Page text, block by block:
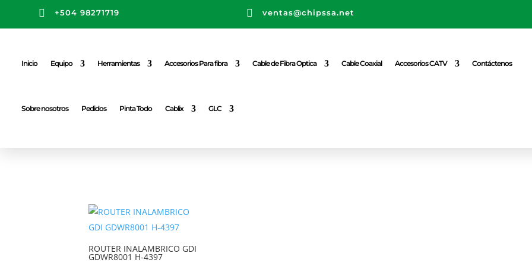
 +504 98271719  ventas@chipssa.net
Inicio Equipo Herramientas Accesorios Para fibra Cable de Fibra Optica Cable Coaxial Accesorios CATV Contáctenos
Sobre nosotros Pedidos Pinta Todo Cablix GLC
ROUTER INALAMBRICO GDI
GDWR8001 H-4397